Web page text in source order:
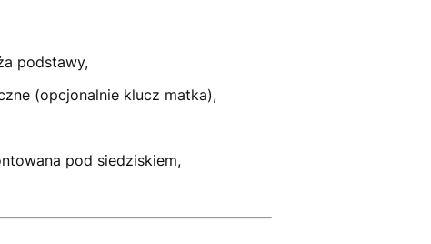
podstawy,
(opcjonalnie klucz matka),
pod siedziskiem,